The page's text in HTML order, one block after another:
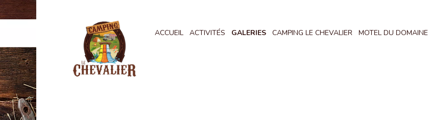
ACCUEIL ACTIVITÉS GALERIES CAMPING LE CHEVALIER MOTEL DU DOMAINE